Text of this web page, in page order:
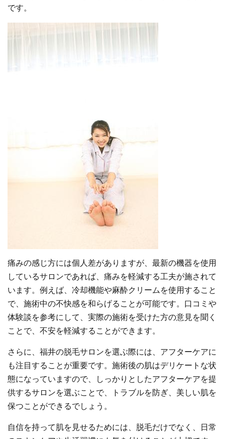
です。
痛みの感じ方には個人差がありますが、最新の機器を使用
しているサロンであれば、痛みを軽減する工夫が施されて
います。例えば、冷却機能や麻酔クリームを使用すること
で、施術中の不快感を和らげることが可能です。口コミや
体験談を参考にして、実際の施術を受けた方の意見を聞く
ことで、不安を軽減することができます。
さらに、福井の脱毛サロンを選ぶ際には、アフターケアに
も注目することが重要です。施術後の肌はデリケートな状
態になっていますので、しっかりとしたアフターケアを提
供するサロンを選ぶことで、トラブルを防ぎ、美しい肌を
保つことができるでしょう。
自信を持って肌を見せるためには、脱毛だけでなく、日常